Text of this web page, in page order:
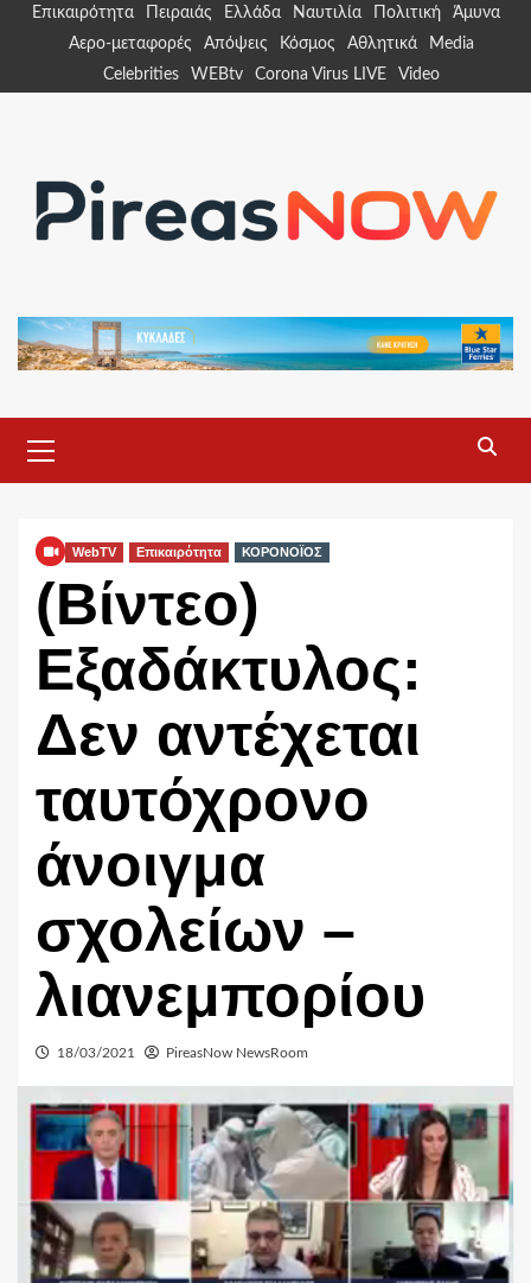
Επικαιρότητα Πειραιάς Ελλάδα Ναυτιλία Πολιτική
Άμυνα
Αερο-μεταφορές
Απόψεις Κόσμος Αθλητικά
Media
Celebrities
WEBtv Corona Virus LIVE Video
Menu
WebTV Επικαιρότητα ΚΟΡΟΝΟΪΟΣ
(Βίντεο)
Εξαδάκτυλος:
Δεν αντέχεται
ταυτόχρονο
άνοιγμα
σχολείων –
λιανεμπορίου
18/03/2021 PireasNow NewsRoom